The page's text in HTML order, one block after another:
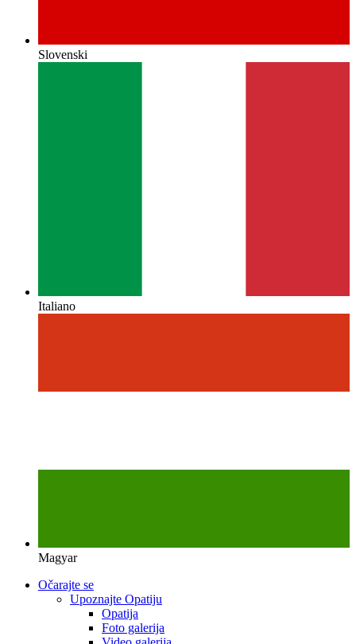
Slovenski
Italiano
Magyar
Očarajte se
Upoznajte Opatiju
Opatija
Foto galerija